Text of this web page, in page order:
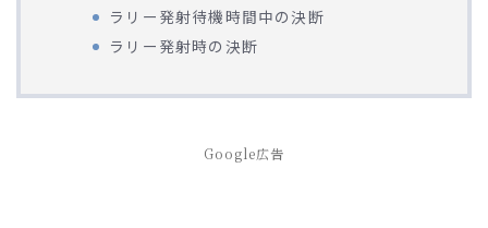
ラリー発射待機時間中の決断
ラリー発射時の決断
Google広告